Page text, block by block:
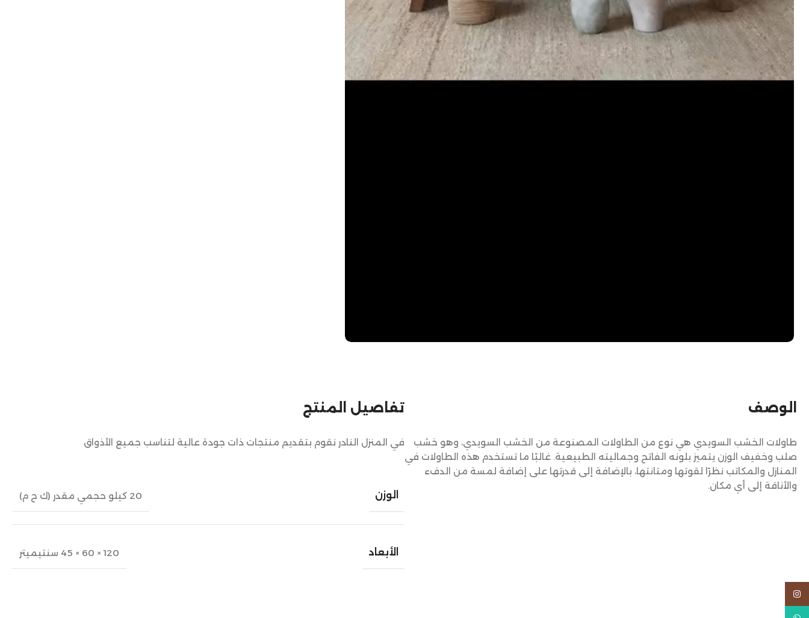
تفاصيل المنتج
في المنزل النادر نقوم بتقديم منتجات ذات جودة عالية لتناسب جميع الأذواق
الوزن 20 كيلو حجمي مقدر (ك ح م)
الأبعاد 120 × 60 × 45 سنتيميتر
الوصف
طاولات الخشب السويدي هي نوع من الطاولات المصنوعة من الخشب السويدي، وهو خشب
صلب وخفيف الوزن يتميز بلونه الفاتح وجماليته الطبيعية. غالبًا ما تستخدم هذه الطاولات في
المنازل والمكاتب نظرًا لقوتها ومتانتها، بالإضافة إلى قدرتها على إضافة لمسة من الدفء
والأناقة إلى أي مكان.